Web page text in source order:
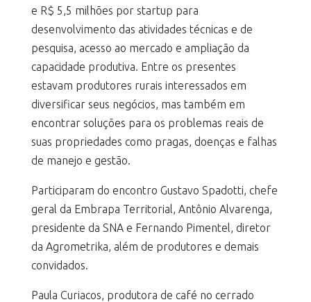
e R$ 5,5 milhões por startup para
desenvolvimento das atividades técnicas e de
pesquisa, acesso ao mercado e ampliação da
capacidade produtiva. Entre os presentes
estavam produtores rurais interessados em
diversificar seus negócios, mas também em
encontrar soluções para os problemas reais de
suas propriedades como pragas, doenças e falhas
de manejo e gestão.
Participaram do encontro Gustavo Spadotti, chefe
geral da Embrapa Territorial, Antônio Alvarenga,
presidente da SNA e Fernando Pimentel, diretor
da Agrometrika, além de produtores e demais
convidados.
Paula Curiacos, produtora de café no cerrado